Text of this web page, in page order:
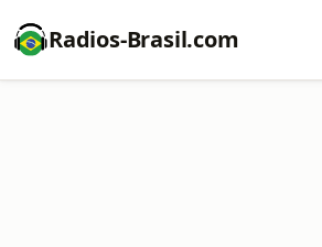
Radios-Brasil.com